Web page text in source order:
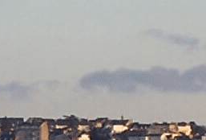
des réseaux sociaux